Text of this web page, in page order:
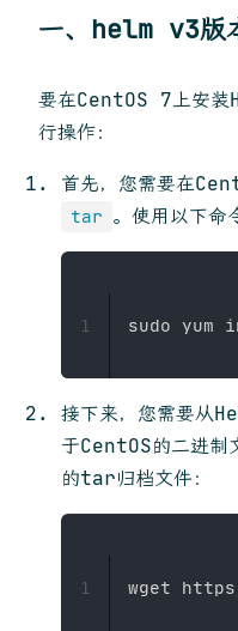
一、helm v3版
要在CentOS 7上安装
行操作：
首先，您需要在
tar 。使用以下命
1
接下来，您需要从
于CentOS的二进制
的tar归档文件：
1